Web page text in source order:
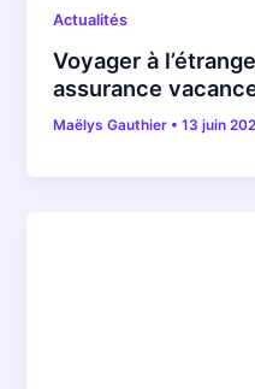
Actualités
Voyager à
assurance
Maëlys Gauthier •13 juin